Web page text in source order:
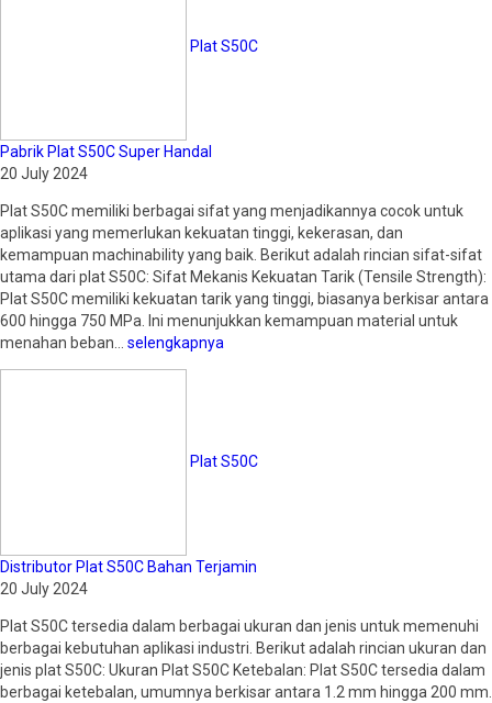
Plat S50C
Pabrik Plat S50C Super Handal
20 July 2024
Plat S50C memiliki berbagai sifat yang menjadikannya cocok untuk
aplikasi yang memerlukan kekuatan tinggi, kekerasan, dan
kemampuan machinability yang baik. Berikut adalah rincian sifat-sifat
utama dari plat S50C: Sifat Mekanis Kekuatan Tarik (Tensile Strength):
Plat S50C memiliki kekuatan tarik yang tinggi, biasanya berkisar antara
600 hingga 750 MPa. Ini menunjukkan kemampuan material untuk
menahan beban… selengkapnya
Plat S50C
Distributor Plat S50C Bahan Terjamin
20 July 2024
Plat S50C tersedia dalam berbagai ukuran dan jenis untuk memenuhi
berbagai kebutuhan aplikasi industri. Berikut adalah rincian ukuran dan
jenis plat S50C: Ukuran Plat S50C Ketebalan: Plat S50C tersedia dalam
berbagai ketebalan, umumnya berkisar antara 1.2 mm hingga 200 mm.